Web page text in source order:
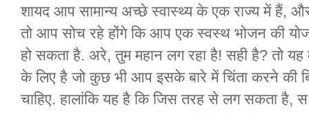
शायद आप सामान्य अच्छे स्वास्थ्य के एक राज्य में हैं,
तो आप सोच रहे होंगे कि आप एक स्वस्थ भोजन की
हो सकता है. अरे, तुम महान लग रहा है! सही है? तो
के लिए है जो कुछ भी आप इसके बारे में चिंता करने की
चाहिए. हालांकि यह है कि जिस तरह से लग सकता है,